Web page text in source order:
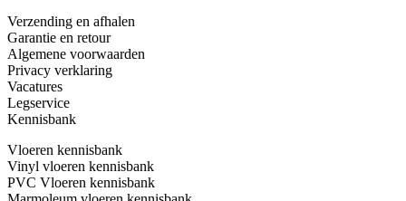
Verzending en afhalen
Garantie en retour
Algemene voorwaarden
Privacy verklaring
Vacatures
Legservice
Kennisbank
Vloeren kennisbank
Vinyl vloeren kennisbank
PVC Vloeren kennisbank